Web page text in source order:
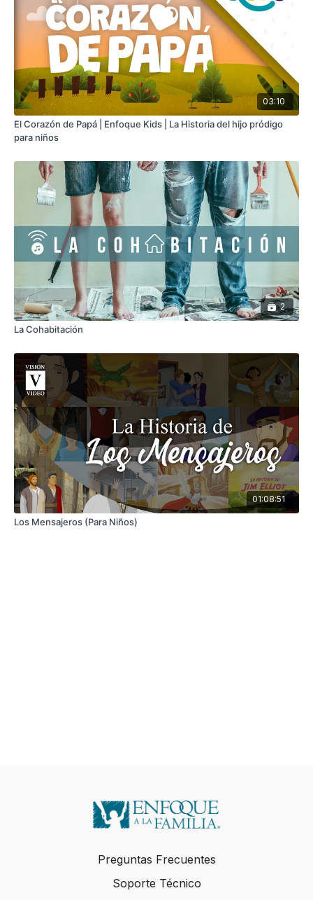
03:10
El Corazón de Papá | Enfoque Kids | La Historia del hijo pródigo
para niños
2
La Cohabitación
01:08:51
Los Mensajeros (Para Niños)
Preguntas Frecuentes
Soporte Técnico